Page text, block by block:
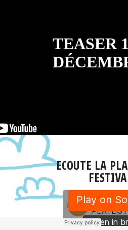
TEASER
ECOUTE LA